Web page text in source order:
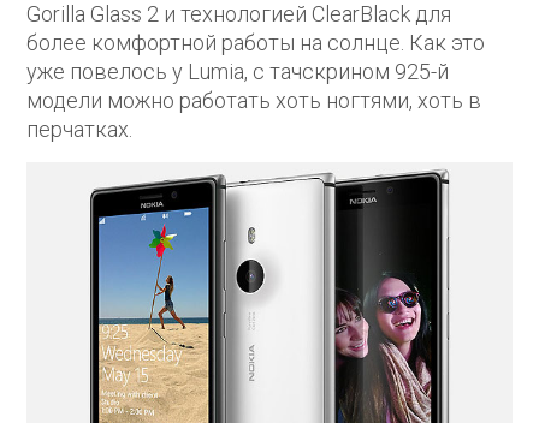
Gorilla Glass 2 и технологией ClearBlack для
более комфортной работы на солнце. Как это
уже повелось у Lumia, с тачскрином 925-й
модели можно работать хоть ногтями, хоть в
перчатках.